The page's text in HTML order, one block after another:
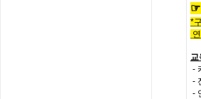
☞
*
교
-
-
-